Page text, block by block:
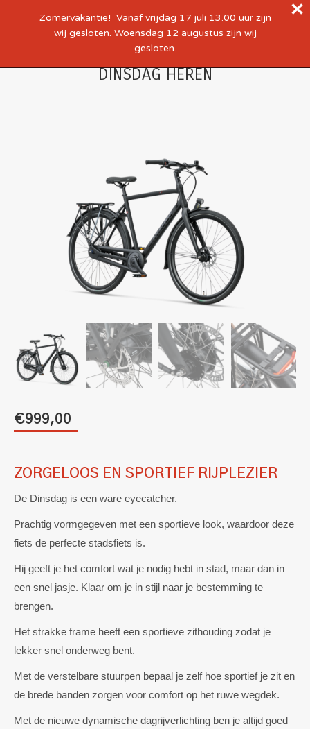
DINSDAG HEREN
€999,00
ZORGELOOS EN SPORTIEF RIJPLEZIER
De Dinsdag is een ware eyecatcher.
Prachtig vormgegeven met een sportieve look, waardoor deze
fiets de perfecte stadsfiets is.
Hij geeft je het comfort wat je nodig hebt in stad, maar dan in
een snel jasje. Klaar om je in stijl naar je bestemming te
brengen.
Het strakke frame heeft een sportieve zithouding zodat je
lekker snel onderweg bent.
Met de verstelbare stuurpen bepaal je zelf hoe sportief je zit en
de brede banden zorgen voor comfort op het ruwe wegdek.
Met de nieuwe dynamische dagrijverlichting ben je altijd goed
Zomervakantie! Vanaf vrijdag 17 juli 13.00 uur zijn
wij gesloten. Woensdag 12 augustus zijn wij
gesloten.